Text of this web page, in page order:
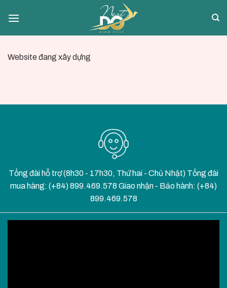
Website đang xây dựng
Tổng đài hỗ trợ (8h30 - 17h30, Thứ hai - Chủ Nhật) Tổng đài
mua hàng: (+84) 899.469.578 Giao nhận - Bảo hành: (+84)
899.469.578